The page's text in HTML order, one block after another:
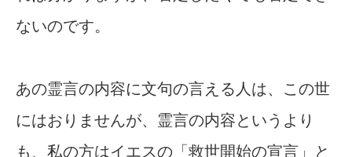
ないのです。
あの霊言の内容に文句の言える人は、この世
にはおりませんが、霊言の内容というより
も、私の方はイエスの「救世開始の宣言」と